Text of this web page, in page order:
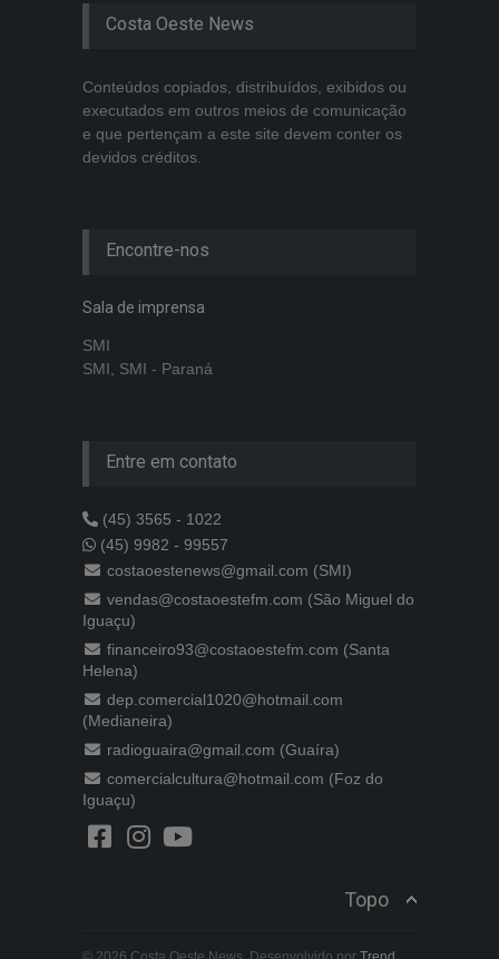
Costa Oeste News
Conteúdos copiados, distribuídos, exibidos ou
executados em outros meios de comunicação
e que pertençam a este site devem conter os
devidos créditos.
Encontre-nos
Sala de imprensa
SMI
SMI, SMI - Paraná
Entre em contato
(45) 3565 - 1022
(45) 9982 - 99557
costaoestenews@gmail.com (SMI)
vendas@costaoestefm.com (São Miguel do
Iguaçu)
financeiro93@costaoestefm.com (Santa
Helena)
dep.comercial1020@hotmail.com
(Medianeira)
radioguaira@gmail.com (Guaíra)
comercialcultura@hotmail.com (Foz do
Iguaçu)
Topo